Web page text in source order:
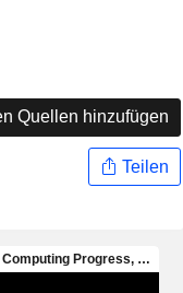
Quellen hinzufügen
Teilen